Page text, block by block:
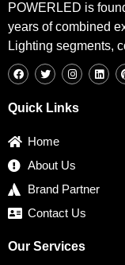
POWERLED is
years of combined
Lighting segments,
a
c
o
w
i
t
e
n
s
g
i
n
Quick Links
Home
About Us
Brand Partner
Contact Us
Our Services